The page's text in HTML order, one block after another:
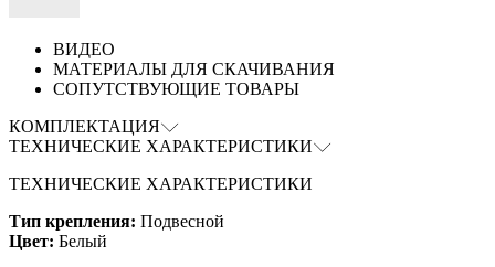
ВИДЕО
МАТЕРИАЛЫ ДЛЯ СКАЧИВАНИЯ
СОПУТСТВУЮЩИЕ ТОВАРЫ
КОМПЛЕКТАЦИЯ
ТЕХНИЧЕСКИЕ ХАРАКТЕРИСТИКИ
ТЕХНИЧЕСКИЕ ХАРАКТЕРИСТИКИ
Тип крепления: Подвесной
Цвет: Белый